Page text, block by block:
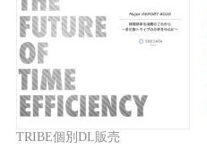
TRIBE個別DL販売